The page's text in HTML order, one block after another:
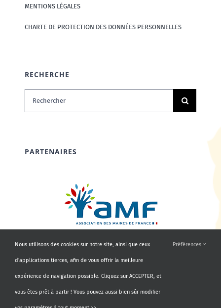
MENTIONS LÉGALES
CHARTE DE PROTECTION DES DONNÉES PERSONNELLES
RECHERCHE
Rechercher:
PARTENAIRES
Nous utilisons des cookies sur notre site, ainsi que ceux
d'applications tierces, afin de vous offrir la meilleure
expérience de navigation possible. Cliquez sur ACCEPTER, et
vous êtes prêt à partir ! Vous pouvez aussi bien sûr modifier
Préférences